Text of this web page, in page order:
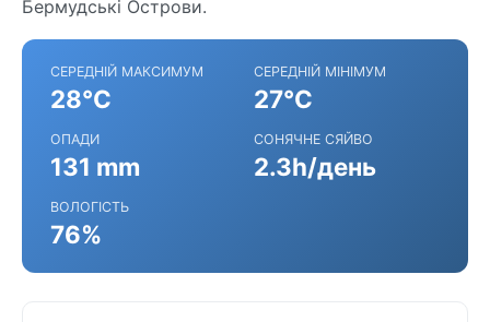
Бермудські Острови.
СЕРЕДНІЙ МАКСИМУМ
28°C
СЕРЕДНІЙ МІНІМУМ
27°C
ОПАДИ
131 mm
СОНЯЧНЕ СЯЙВО
2.3h/день
ВОЛОГІСТЬ
76%